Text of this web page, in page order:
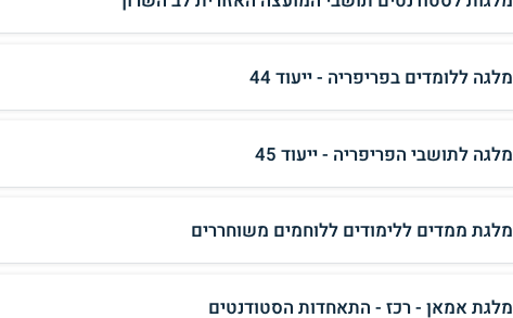
מלגה ללומדים בפריפריה - ייעוד 44
מלגה לתושבי הפריפריה - ייעוד 45
מלגת ממדים ללימודים ללוחמים משוחררים
מלגת אמאן - רכז - התאחדות הסטודנטים